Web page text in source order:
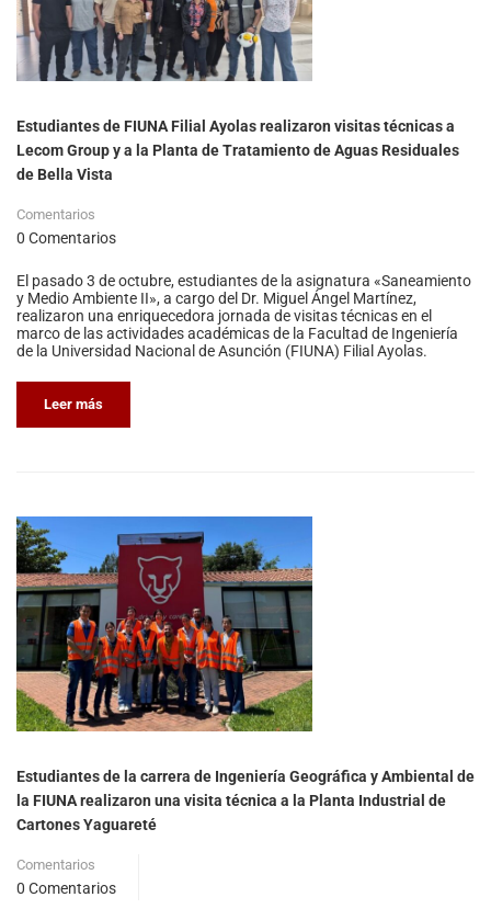
Estudiantes de FIUNA Filial Ayolas realizaron visitas técnicas a
Lecom Group y a la Planta de Tratamiento de Aguas Residuales
de Bella Vista
Comentarios
0 Comentarios
El pasado 3 de octubre, estudiantes de la asignatura «Saneamiento
y Medio Ambiente II», a cargo del Dr. Miguel Ángel Martínez,
realizaron una enriquecedora jornada de visitas técnicas en el
marco de las actividades académicas de la Facultad de Ingeniería
de la Universidad Nacional de Asunción (FIUNA) Filial Ayolas.
Leer más
Estudiantes de la carrera de Ingeniería Geográfica y Ambiental de
la FIUNA realizaron una visita técnica a la Planta Industrial de
Cartones Yaguareté
Comentarios
0 Comentarios